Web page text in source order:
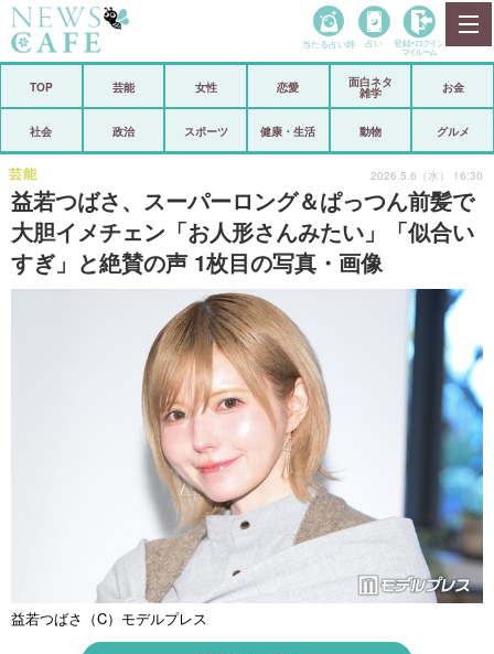
政治
芸能 スポーツ
恋愛 ビックリ
アリ／ナシ
ショップ
登録・ログイン/マイルーム
当たる占い師 占い 登録• ログイン
マイルーム
TOP 芸能 女性 恋愛
面白ネタ
雑学
お金
社会 政治 スポーツ 健康・生活 動物 グルメ
益若つばさ、スーパーロング＆ぱっつん前髪で
大胆イメチェン「お人形さんみたい」「似合い
すぎ」と絶賛の声 1枚目の写真・画像
芸能 2026.5.6（水） 16:30
益若つばさ（C）モデルプレス